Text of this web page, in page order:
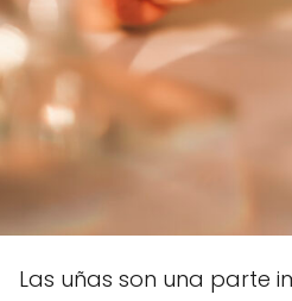
Las uñas son una parte